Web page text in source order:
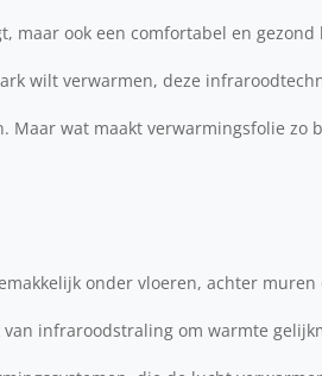
maar ook een comfortabel en
wilt verwarmen, deze
wat maakt verwarmingsfolie zo
onder vloeren, achter
infraroodstraling om warmte